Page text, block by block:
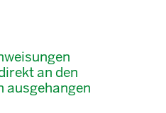
an den
ausgehangen